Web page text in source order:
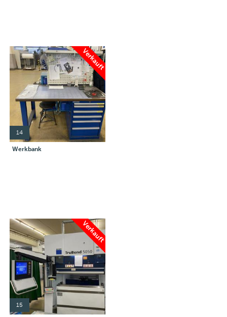
Verkauft
14
Werkbank
Verkauft
15